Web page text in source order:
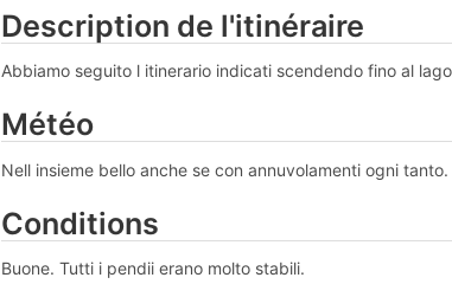
Description de l'itinéraire
Abbiamo seguito l itinerario indicati scendendo fino al lago
Météo
Nell insieme bello anche se con annuvolamenti ogni tanto.
Conditions
Buone. Tutti i pendii erano molto stabili.